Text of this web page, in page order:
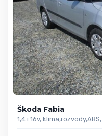
Škoda Fabia
1,4 i 16v, klima,rozvody,ABS,